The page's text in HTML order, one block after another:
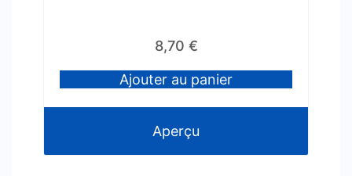
8,70 €
Ajouter au panier
Aperçu